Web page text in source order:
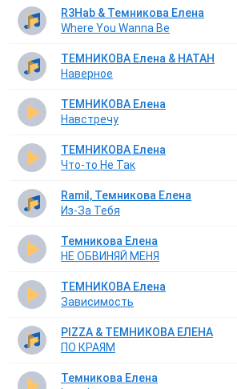
R3Hab & Темникова Елена
Where You Wanna Be
ТЕМНИКОВА Елена & НАТАН
Наверное
ТЕМНИКОВА Елена
Навстречу
ТЕМНИКОВА Елена
Что-то Не Так
Ramil, Темникова Елена
Из-За Тебя
Темникова Елена
НЕ ОБВИНЯЙ МЕНЯ
ТЕМНИКОВА Елена
Зависимость
PIZZA & ТЕМНИКОВА ЕЛЕНА
ПО КРАЯМ
Темникова Елена